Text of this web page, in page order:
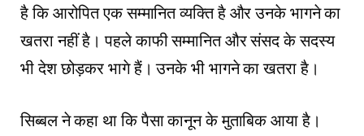
है कि आरोपित एक सम्मानित व्यक्ति है और उनके भागने का
खतरा नहीं है। पहले काफी सम्मानित और संसद के सदस्य
भी देश छोड़कर भागे हैं। उनके भी भागने का खतरा है।
सिब्बल ने कहा था कि पैसा कानून के मुताबिक आया है।